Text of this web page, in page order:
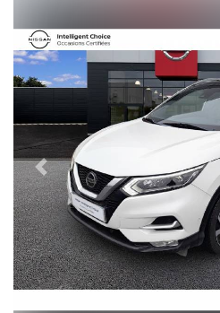
Précèdent